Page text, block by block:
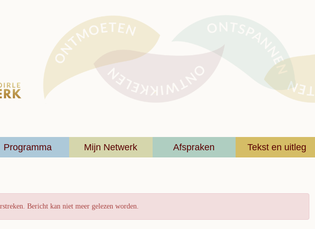
Programma Mijn Netwerk Afspraken Tekst en uitleg
Bericht kan niet meer gelezen worden.